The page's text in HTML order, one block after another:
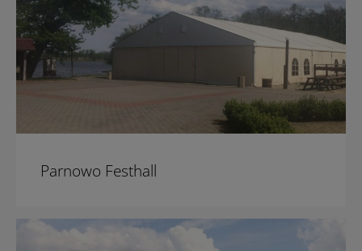
Parnowo Festhall